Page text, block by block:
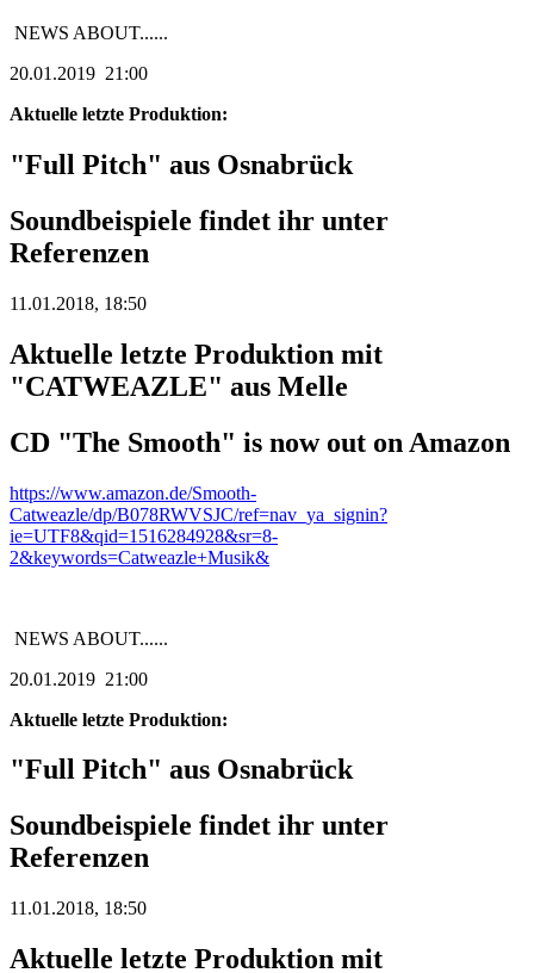
NEWS ABOUT......
20.01.2019 21:00
Aktuelle letzte Produktion:
"Full Pitch" aus Osnabrück
Soundbeispiele findet ihr unter
Referenzen
11.01.2018, 18:50
Aktuelle letzte Produktion mit
"CATWEAZLE" aus Melle
CD "The Smooth" is now out on Amazon
https://www.amazon.de/Smooth-
Catweazle/dp/B078RWVSJC/ref=nav_ya_signin?
ie=UTF8&qid=1516284928&sr=8-
2&keywords=Catweazle+Musik&
NEWS ABOUT......
20.01.2019 21:00
Aktuelle letzte Produktion:
"Full Pitch" aus Osnabrück
Soundbeispiele findet ihr unter
Referenzen
11.01.2018, 18:50
Aktuelle letzte Produktion mit